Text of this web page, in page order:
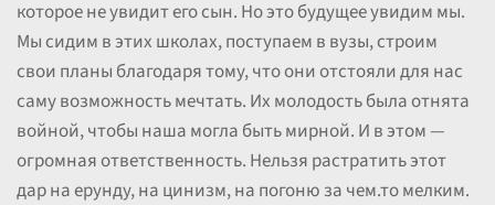
которое не увидит его сын. Но это будущее увидим мы.
Мы сидим в этих школах, поступаем в вузы, строим
свои планы благодаря тому, что они отстояли для нас
саму возможность мечтать. Их молодость была отнята
войной, чтобы наша могла быть мирной. И в этом —
огромная ответственность. Нельзя растратить этот
дар на ерунду, на цинизм, на погоню за чем.то мелким.